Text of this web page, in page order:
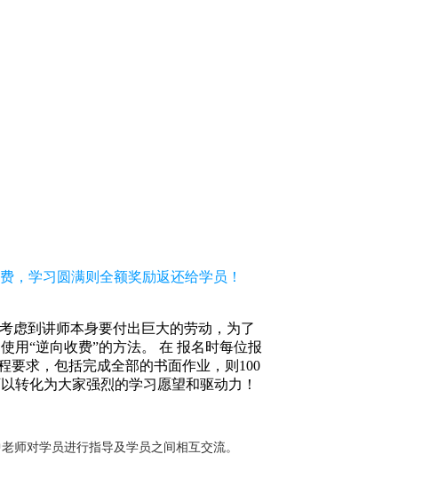
，学习圆满则全额奖励返还给学员！
虑到讲师本身要付出巨大的劳动，为了
用“逆向收费”的方法。 在 报名时每位报
要求，包括完成全部的书面作业，则100
转化为大家强烈的学习愿望和驱动力！
师对学员进行指导及学员之间相互交流。